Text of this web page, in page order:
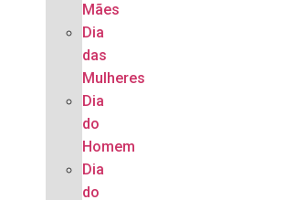
Mães
Dia
das
Mulheres
Dia
do
Homem
Dia
do